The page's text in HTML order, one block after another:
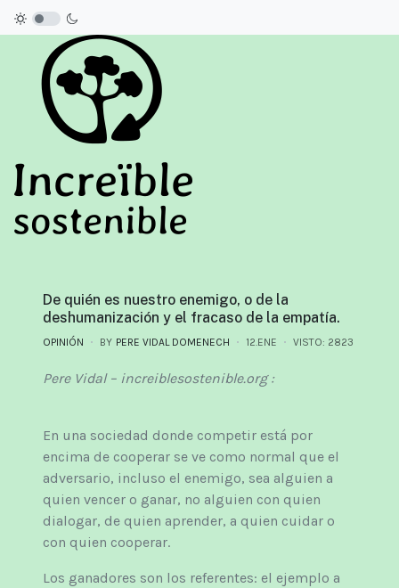
De quién es nuestro enemigo, o de la
deshumanización y el fracaso de la empatía.
OPINIÓN BY PERE VIDAL DOMENECH 12.ENE VISTO: 2823
Pere Vidal – increiblesostenible.org :
En una sociedad donde competir está por
encima de cooperar se ve como normal que el
adversario, incluso el enemigo, sea alguien a
quien vencer o ganar, no alguien con quien
dialogar, de quien aprender, a quien cuidar o
con quien cooperar.
Los ganadores son los referentes: el ejemplo a